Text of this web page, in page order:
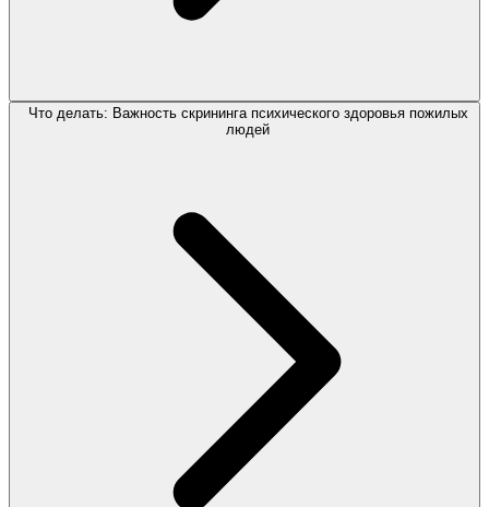
Что делать: Важность скрининга психического здоровья пожилых
людей